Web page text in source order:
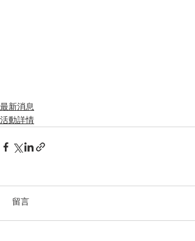
最新消息
活動詳情
留言